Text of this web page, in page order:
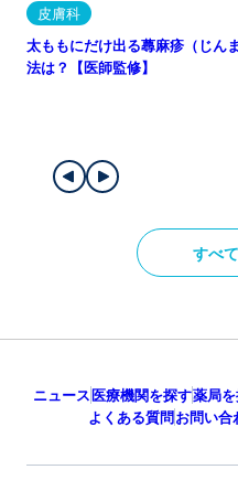
皮膚科
太ももにだけ出る蕁麻疹（じん
法は？【医師監修】
すべ
ニュース医療機関を探す薬局
よくある質問お問い合